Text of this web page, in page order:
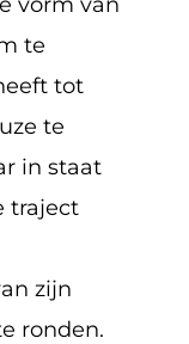
te
tot
te
in staat
traject
zijn
ronden.